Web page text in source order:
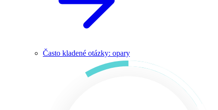
Často kladené otázky: opary